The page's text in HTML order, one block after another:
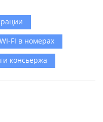
WI-FI в номерах
консьержа